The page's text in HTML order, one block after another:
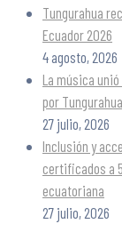
Tungurahua
Ecuador 2026
4 agosto, 2026
La música
por Tungurahua
27 julio, 2026
Inclusión y
certificados a
ecuatoriana
27 julio, 2026